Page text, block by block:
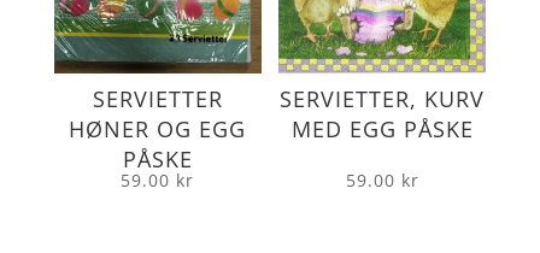
SERVIETTER
HØNER OG EGG
PÅSKE
59.00 kr
SERVIETTER, KURV
MED EGG PÅSKE
59.00 kr